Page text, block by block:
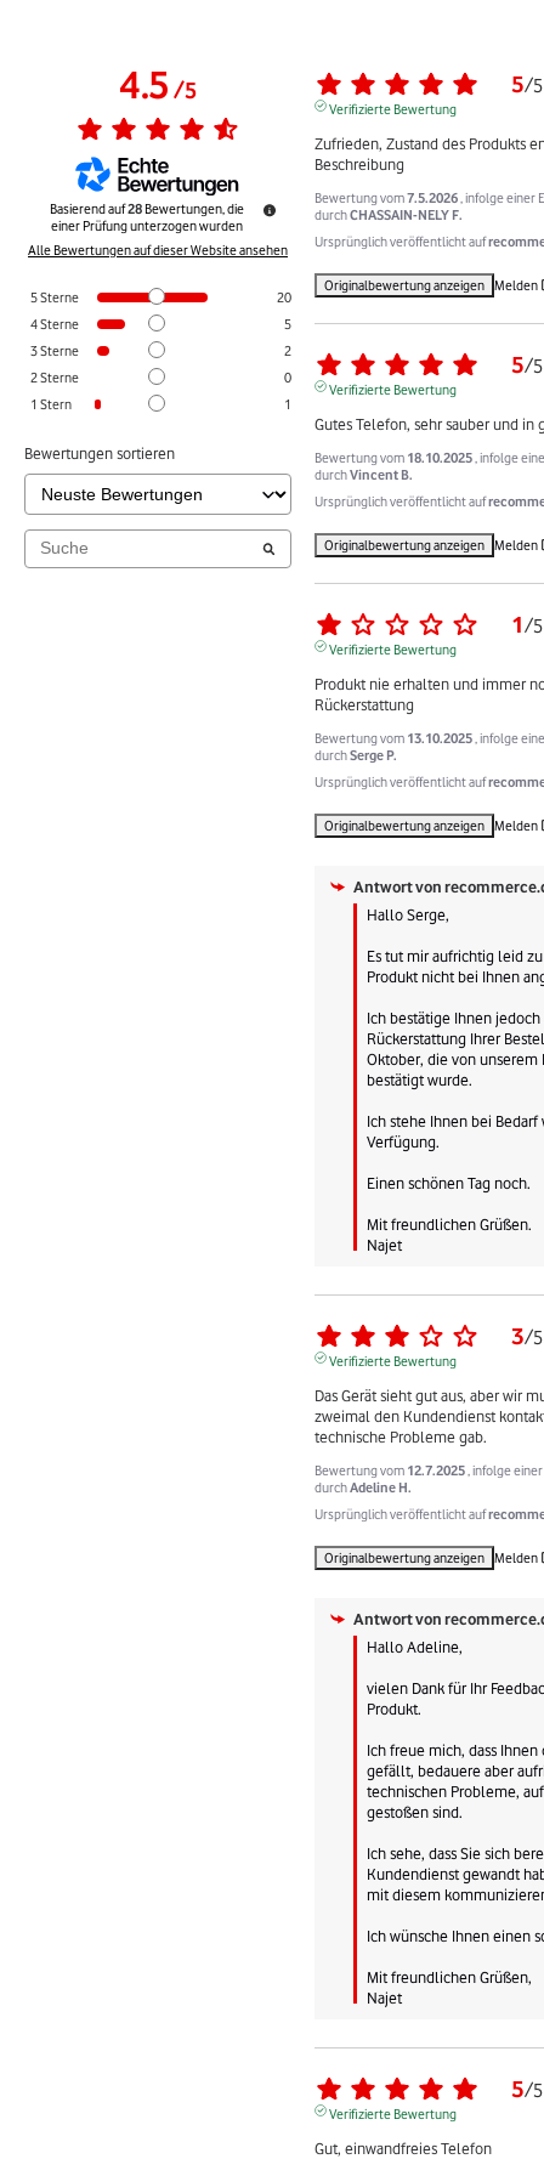
4.5/5
Basierend auf28 Bewertungen, die
einer Prüfung unterzogen wurden
Alle Bewertungen auf dieser Website ansehen
5Sterne
20
4Sterne
5
3Sterne
2
2Sterne
0
1 Stern 1
Bewertungen sortieren
5/5
Verifizierte Bewertung
Zufrieden, Zustand des Produkts
Beschreibung
Bewertung vom7.5.2026 , infolge einer
durchCHASSAIN-NELY F.
Ursprünglich veröffentlicht auf
Originalbewertung anzeigen Melden
5/5
Verifizierte Bewertung
Gutes Telefon, sehr sauber und in
Bewertung vom 18.10.2025 , infolge
durchVincent B.
Ursprünglich veröffentlicht auf
Originalbewertung anzeigen Melden
1/5
Verifizierte Bewertung
Produkt nie erhalten und immer
Rückerstattung
Bewertung vom 13.10.2025 , infolge
durchSerge P.
Ursprünglich veröffentlicht auf
Originalbewertung anzeigen Melden
Antwort von
Hallo Serge,
Es tut mir aufrichtig leid
Produkt nicht bei Ihnen
Ich bestätige Ihnen jedoch
Rückerstattung Ihrer
Oktober, die von unserem
bestätigt wurde.
Ich stehe Ihnen bei
Verfügung.
Einen schönen Tag noch.
Mit freundlichen Grüßen.
Najet
3/5
Verifizierte Bewertung
Das Gerät sieht gut aus, aber wir
zweimal den Kundendienst
technische Probleme gab.
Bewertung vom 12.7.2025 , infolge
durchAdeline H.
Ursprünglich veröffentlicht auf
Originalbewertung anzeigen Melden
Antwort von
Hallo Adeline,
vielen Dank für Ihr
Produkt.
Ich freue mich, dass
gefällt, bedauere aber
technischen Probleme,
gestoßen sind.
Ich sehe, dass Sie sich
Kundendienst gewandt
mit diesem
Ich wünsche Ihnen einen
Mit freundlichen Grüßen,
Najet
5/5
Verifizierte Bewertung
Gut, einwandfreies Telefon